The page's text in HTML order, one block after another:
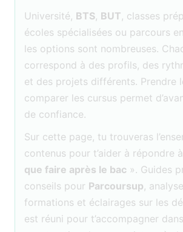
Université, BTS, BUT, classes
écoles spécialisées ou parcours
les options sont nombreuses.
correspond à des profils, des
et des projets différents. Prendre
comparer les cursus permet
de confiance.
Sur cette page, tu trouveras
contenus pour t’aider à répondre
que faire après le bac ». Guides
conseils pour Parcoursup,
formations et éclairages sur les
est réuni pour t’accompagner